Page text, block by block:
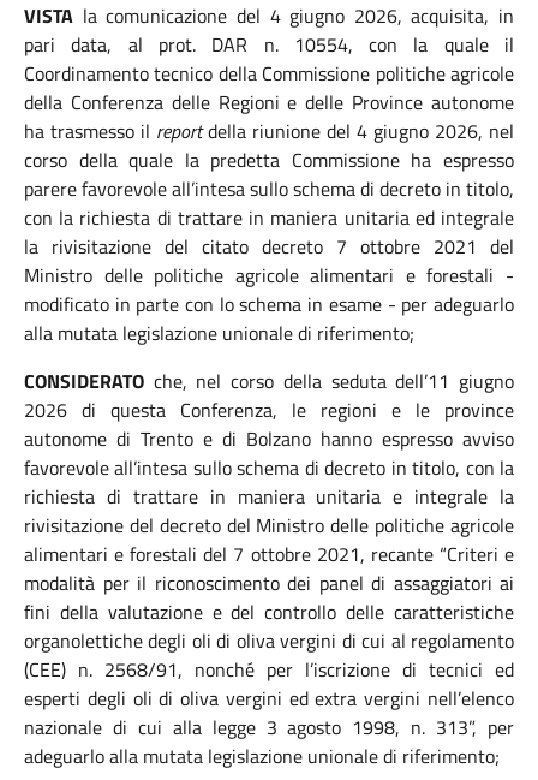
VISTA la comunicazione del 4 giugno 2026, acquisita, in
pari data, al prot. DAR n. 10554, con la quale il
Coordinamento tecnico della Commissione politiche agricole
della Conferenza delle Regioni e delle Province autonome
ha trasmesso il reportdella riunione del 4 giugno 2026, nel
corso della quale la predetta Commissione ha espresso
parere favorevole all’intesa sullo schema di decreto in titolo,
con la richiesta di trattare in maniera unitaria ed integrale
la rivisitazione del citato decreto 7 ottobre 2021 del
Ministro delle politiche agricole alimentari e forestali -
modificato in parte con lo schema in esame - per adeguarlo
alla mutata legislazione unionale di riferimento;
CONSIDERATO che, nel corso della seduta dell’11 giugno
2026 di questa Conferenza, le regioni e le province
autonome di Trento e di Bolzano hanno espresso avviso
favorevole all’intesa sullo schema di decreto in titolo, con la
richiesta di trattare in maniera unitaria e integrale la
rivisitazione del decreto del Ministro delle politiche agricole
alimentari e forestali del 7 ottobre 2021, recante “Criteri e
modalità per il riconoscimento dei panel di assaggiatori ai
fini della valutazione e del controllo delle caratteristiche
organolettiche degli oli di oliva vergini di cui al regolamento
(CEE) n. 2568/91, nonché per l’iscrizione di tecnici ed
esperti degli oli di oliva vergini ed extra vergini nell’elenco
nazionale di cui alla legge 3 agosto 1998, n. 313”, per
adeguarlo alla mutata legislazione unionale di riferimento;